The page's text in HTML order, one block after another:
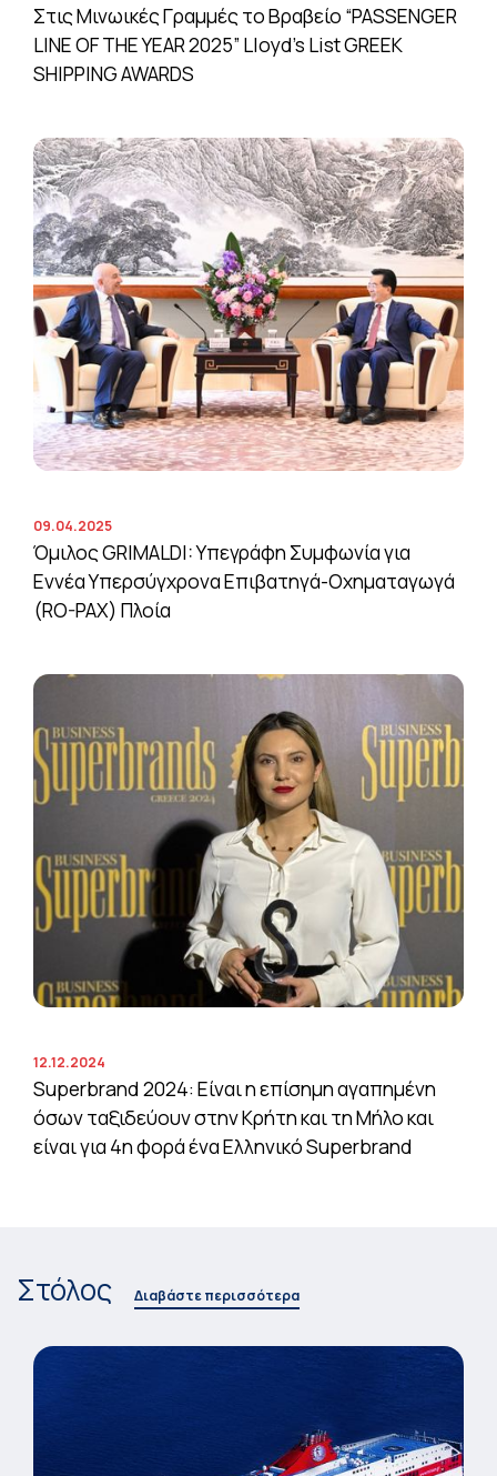
Στις Μινωικές Γραμμές το Βραβείο “PASSENGER
LINE OF THE YEAR 2025” Lloyd’s List GREEK
SHIPPING AWARDS
09.04.2025
Όμιλος GRIMALDI: Υπεγράφη Συμφωνία για
Εννέα Υπερσύγχρονα Επιβατηγά-Οχηματαγωγά
(RO-PAX) Πλοία
12.12.2024
Superbrand 2024: Είναι η επίσημη αγαπημένη
όσων ταξιδεύουν στην Κρήτη και τη Μήλο και
είναι για 4η φορά ένα Ελληνικό Superbrand
Στόλος Διαβάστε περισσότερα